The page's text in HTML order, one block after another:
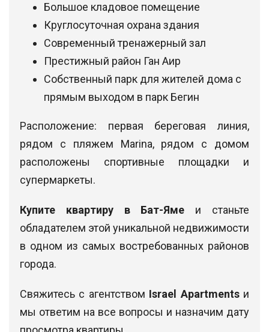
Большое кладовое помещение
Круглосуточная охрана здания
Современный тренажерный зал
Престижный район Ган Аир
Собственный парк для жителей дома с
прямым выходом в парк Бегин
Расположение: первая береговая линия,
рядом с пляжем Marina, рядом с домом
расположены спортивные площадки и
супермаркеты.
Купите квартиру в Бат-Яме и станьте
обладателем этой уникальной недвижимости
в одном из самых востребованных районов
города.
Свяжитесь с агентством Israel Apartmentsи
мы ответим на все вопросы и назначим дату